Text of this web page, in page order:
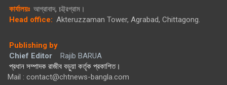
কার্যালয়ঃ আগ্রাবাদ, চট্ট্রগ্রাম।
Head office: Akteruzzaman Tower, Agrabad, Chittagong.
Publishing by
Chief Editor
Rajib BARUA
প্রধান সম্পাদক রাজীব বড়ুয়া কর্তৃক প্রকাশিত।
Mail : contact@chtnews-bangla.com